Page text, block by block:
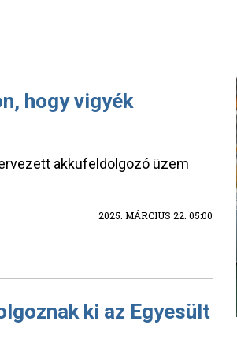
hogy vigyék
akkufeldolgozó üzem
2025. MÁRCIUS 22. 05:00
ki az Egyesült